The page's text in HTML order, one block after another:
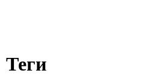
Теги